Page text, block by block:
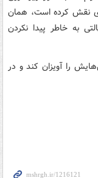
نقش کرده است، همان
به خاطر پیدا نکردن
را آویزان کند و در